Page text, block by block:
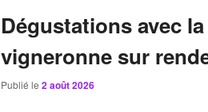
Dégustations avec
vigneronne sur
Publié le 2 août 2026